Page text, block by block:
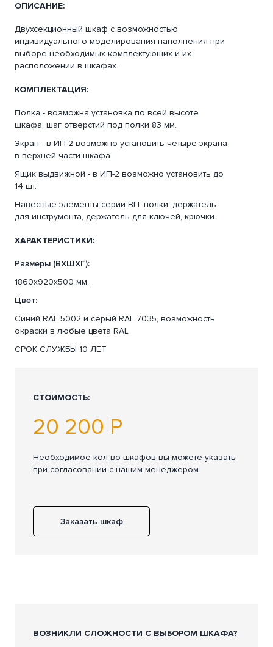
ОПИСАНИЕ:
Двухсекционный шкаф с возможностью
индивидуального моделирования наполнения при
выборе необходимых комплектующих и их
расположении в шкафах.
КОМПЛЕКТАЦИЯ:
Полка - возможна установка по всей высоте
шкафа, шаг отверстий под полки 83 мм.
Экран - в ИП-2 возможно установить четыре экрана
в верхней части шкафа.
Ящик выдвижной - в ИП-2 возможно установить до
14 шт.
Навеcные элементы серии ВП: полки, держатель
для инструмента, держатель для ключей, крючки.
ХАРАКТЕРИСТИКИ:
Размеры (ВХШХГ):
1860х920х500 мм.
Цвет:
Синий RAL 5002 и серый RAL 7035, возможность
окраски в любые цвета RAL
СРОК СЛУЖБЫ 10 ЛЕТ
СТОИМОСТЬ:
20 200 Р
Необходимое кол-во шкафов вы можете указать
при согласовании с нашим менеджером
Заказать шкаф
ВОЗНИКЛИ СЛОЖНОСТИ С ВЫБОРОМ ШКАФА?